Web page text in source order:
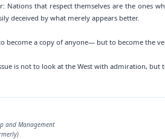
Nations that respect themselves are the ones
deceived by what merely appears better.
become a copy of anyone— but to become the
is not to look at the West with admiration, but
and Management